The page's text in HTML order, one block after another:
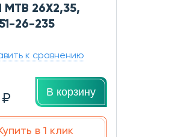
26X2,35,
26-235
к сравнению
₽ В корзину
в 1 клик